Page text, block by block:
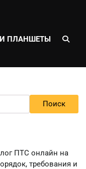
ПЛАНШЕТЫ
Поиск
ПТС онлайн на
требования и